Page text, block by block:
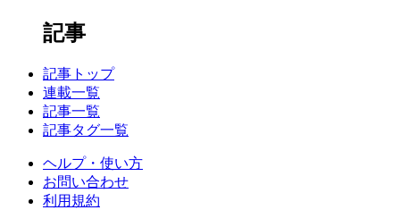
記事
記事トップ
連載一覧
記事一覧
記事タグ一覧
ヘルプ・使い方
お問い合わせ
利用規約